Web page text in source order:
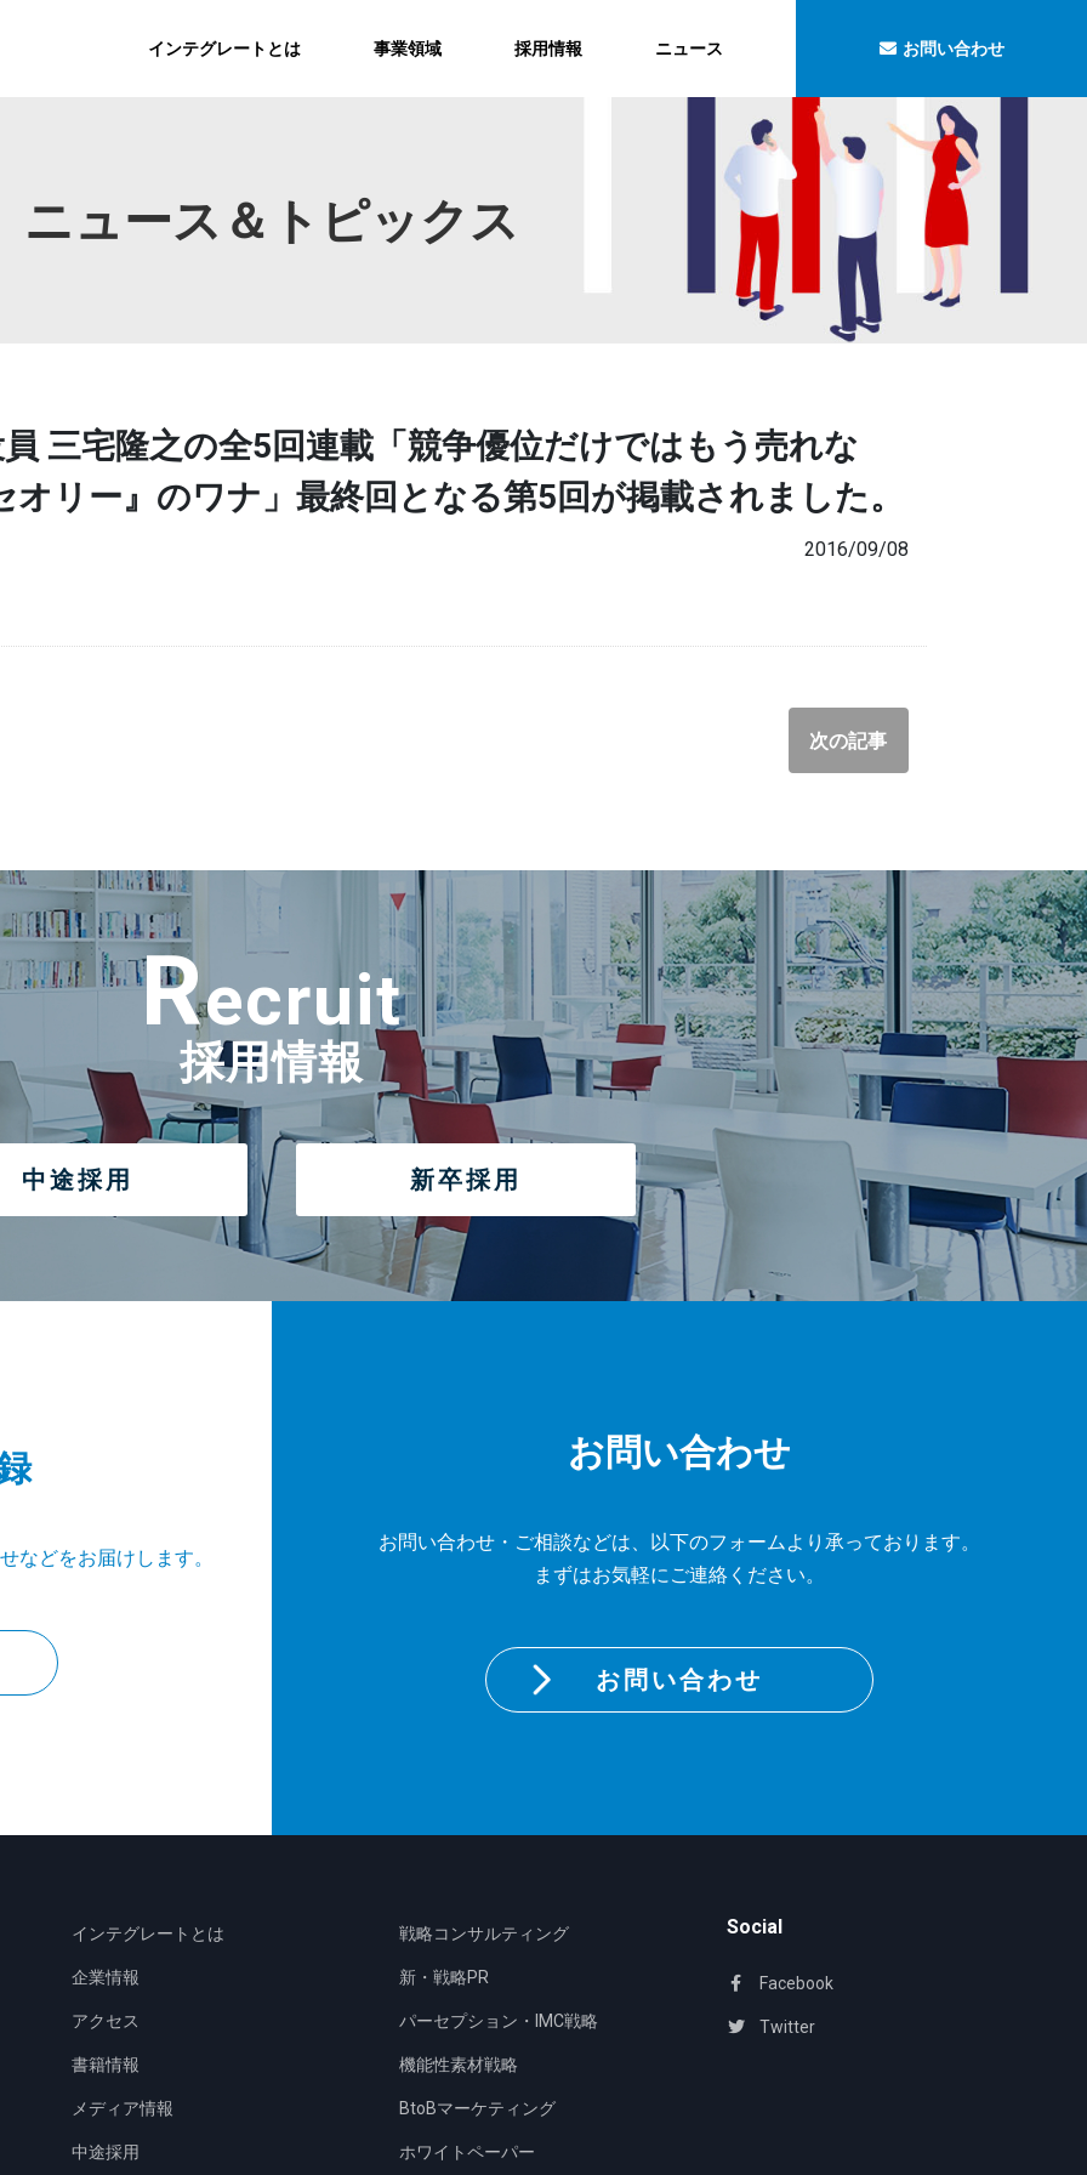
インテグレートとは 事業領域 採用情報 ニュース お問い合わせ
ニュース＆トピックス
三宅隆之の全5回連載「競争優位だけではもう売れな
リー』のワナ」最終回となる第5回が掲載されました。
2016/09/08
次の記事
Recruit
採用情報
中途採用 新卒採用
などをお届けします。
お問い合わせ
お問い合わせ・ご相談などは、 以下のフォームより承っております。
まずはお気軽にご連絡ください。
お問い合わせ
インテグレートとは
企業情報
アクセス
書籍情報
メディア情報
中途採用
戦略コンサルティング
新・戦略PR
パーセプション・IMC戦略
機能性素材戦略
BtoBマーケティング
ホワイトペーパー
Social
Facebook
Twitter